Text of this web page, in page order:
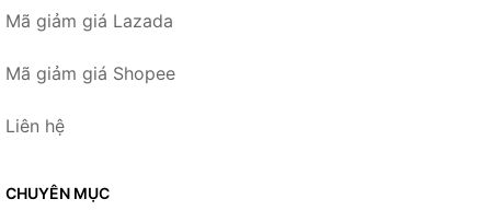
Mã giảm giá Lazada
Mã giảm giá Shopee
Liên hệ
CHUYÊN MỤC